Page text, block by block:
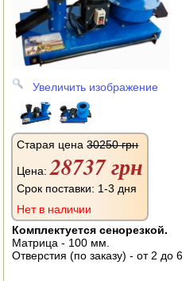
НАВЕСНОЕ ДЛЯ
СЕПАРАТОРЫ И
СЫРОВАРНИ
ШИНКОВКИ
ДЛЯ ДОМА И САДА
ОБОГРЕВАТЕЛИ
ДРОВОКОЛЫ
ГАЗОВЫЕ БАЛЛОНЫ
Увеличить изображение
Старая цена30250 грн
Цена:28737 грн
Срок поставки: 1-3 дня
Нет в наличии
Комплектуется сенорезкой.
Матрица - 100 мм.
Отверстия (по заказу) - от 2 до